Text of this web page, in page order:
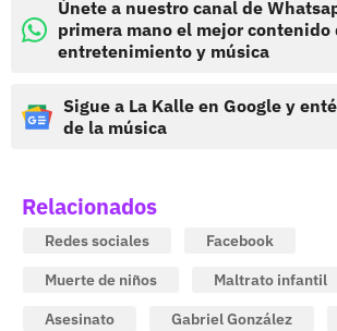
Únete a nuestro canal de
primera mano el mejor contenido
entretenimiento y música
Sigue a La Kalle en Google y
de la música
Relacionados
Redes sociales
Facebook
Muerte de niños
Maltrato infantil
Asesinato
Gabriel González